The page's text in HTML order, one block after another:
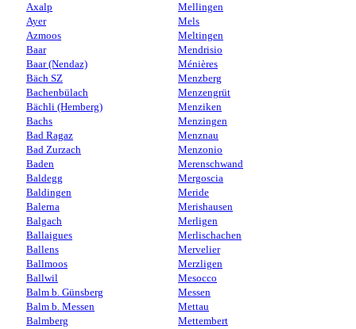
Axalp
Ayer
Azmoos
Baar
Baar (Nendaz)
Bäch SZ
Bachenbülach
Bächli (Hemberg)
Bachs
Bad Ragaz
Bad Zurzach
Baden
Baldegg
Baldingen
Balerna
Balgach
Ballaigues
Ballens
Ballmoos
Ballwil
Balm b. Günsberg
Balm b. Messen
Balmberg
Mellingen
Mels
Meltingen
Mendrisio
Ménières
Menzberg
Menzengrüt
Menziken
Menzingen
Menznau
Menzonio
Merenschwand
Mergoscia
Meride
Merishausen
Merligen
Merlischachen
Mervelier
Merzligen
Mesocco
Messen
Mettau
Mettembert